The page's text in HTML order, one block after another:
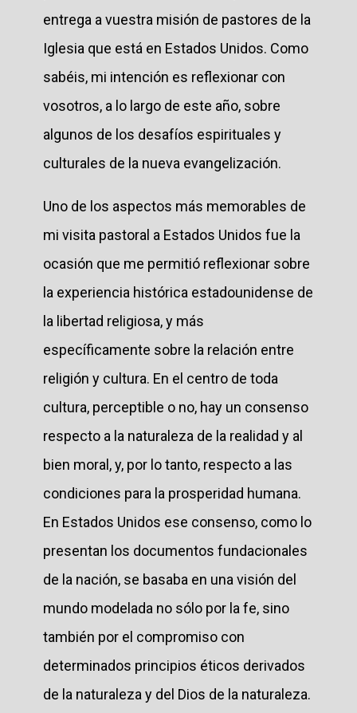
entrega a vuestra misión de pastores de la
Iglesia que está en Estados Unidos. Como
sabéis, mi intención es reflexionar con
vosotros, a lo largo de este año, sobre
algunos de los desafíos espirituales y
culturales de la nueva evangelización.
Uno de los aspectos más memorables de
mi visita pastoral a Estados Unidos fue la
ocasión que me permitió reflexionar sobre
la experiencia histórica estadounidense de
la libertad religiosa, y más
específicamente sobre la relación entre
religión y cultura. En el centro de toda
cultura, perceptible o no, hay un consenso
respecto a la naturaleza de la realidad y al
bien moral, y, por lo tanto, respecto a las
condiciones para la prosperidad humana.
En Estados Unidos ese consenso, como lo
presentan los documentos fundacionales
de la nación, se basaba en una visión del
mundo modelada no sólo por la fe, sino
también por el compromiso con
determinados principios éticos derivados
de la naturaleza y del Dios de la naturaleza.